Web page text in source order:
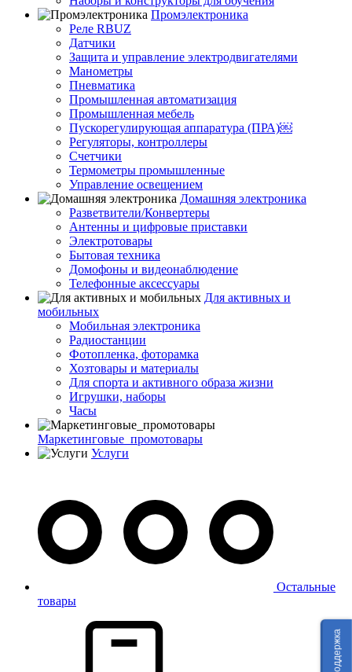
Промэлектроника
Реле RBUZ
Датчики
Защита и управление электродвигателями
Манометры
Пневматика
Промышленная автоматизация
Промышленная мебель
Пускорегулирующая аппаратура (ПРА)￼
Регуляторы, контроллеры
Счетчики
Термометры промышленные
Управление освещением
Домашняя электроника
Разветвители/Конвертеры
Антенны и цифровые приставки
Электротовары
Бытовая техника
Домофоны и видеонаблюдение
Телефонные аксессуары
Для активных и
мобильных
Мобильная электроника
Радиостанции
Фотопленка, фоторамка
Хозтовары и материалы
Для спорта и активного образа жизни
Игрушки, наборы
Часы
Маркетинговые_промотовары
Услуги
Остальные
товары